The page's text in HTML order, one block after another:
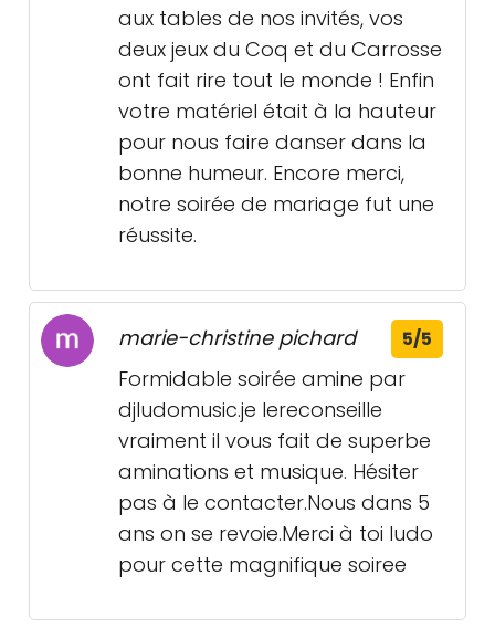
aux tables de nos invités, vos
deux jeux du Coq et du Carrosse
ont fait rire tout le monde ! Enfin
votre matériel était à la hauteur
pour nous faire danser dans la
bonne humeur. Encore merci,
notre soirée de mariage fut une
réussite.
marie-christine pichard 5/5
Formidable soirée amine par
djludomusic.je lereconseille
vraiment il vous fait de superbe
aminations et musique. Hésiter
pas à le contacter.Nous dans 5
ans on se revoie.Merci à toi ludo
pour cette magnifique soiree